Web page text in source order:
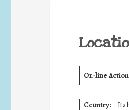
On-line
Country: